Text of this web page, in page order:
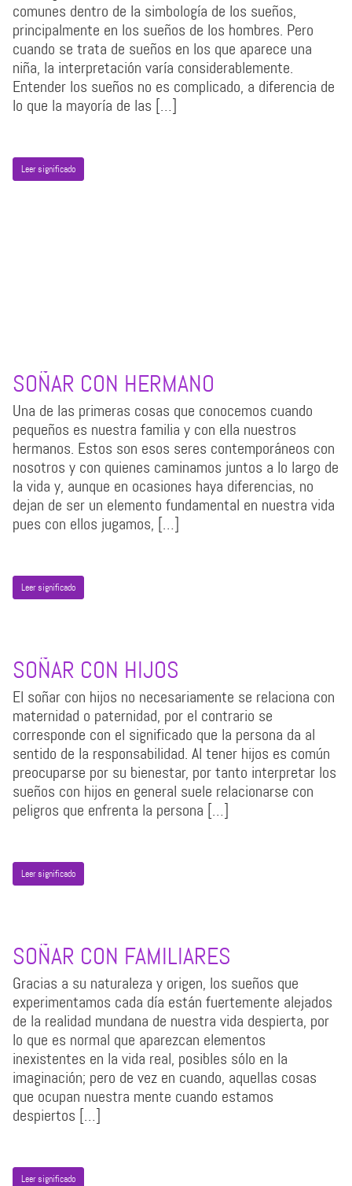
comunes dentro de la simbología de los sueños,
principalmente en los sueños de los hombres. Pero
cuando se trata de sueños en los que aparece una
niña, la interpretación varía considerablemente.
Entender los sueños no es complicado, a diferencia de
lo que la mayoría de las […]
Leer significado
SOÑAR CON HERMANO
Una de las primeras cosas que conocemos cuando
pequeños es nuestra familia y con ella nuestros
hermanos. Estos son esos seres contemporáneos con
nosotros y con quienes caminamos juntos a lo largo de
la vida y, aunque en ocasiones haya diferencias, no
dejan de ser un elemento fundamental en nuestra vida
pues con ellos jugamos, […]
Leer significado
SOÑAR CON HIJOS
El soñar con hijos no necesariamente se relaciona con
maternidad o paternidad, por el contrario se
corresponde con el significado que la persona da al
sentido de la responsabilidad. Al tener hijos es común
preocuparse por su bienestar, por tanto interpretar los
sueños con hijos en general suele relacionarse con
peligros que enfrenta la persona […]
Leer significado
SOÑAR CON FAMILIARES
Gracias a su naturaleza y origen, los sueños que
experimentamos cada día están fuertemente alejados
de la realidad mundana de nuestra vida despierta, por
lo que es normal que aparezcan elementos
inexistentes en la vida real, posibles sólo en la
imaginación; pero de vez en cuando, aquellas cosas
que ocupan nuestra mente cuando estamos
despiertos […]
Leer significado